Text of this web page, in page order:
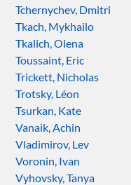
Tchernychev, Dmitri
Tkach, Mykhailo
Tkalich, Olena
Toussaint, Eric
Trickett, Nicholas
Trotsky, Léon
Tsurkan, Kate
Vanaik, Achin
Vladimirov, Lev
Voronin, Ivan
Vyhovsky, Tanya